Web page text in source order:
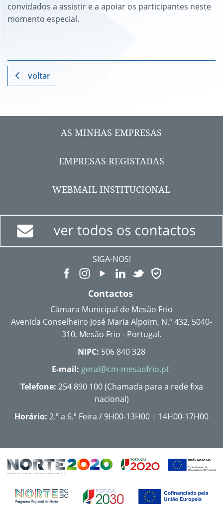
convidados a assistir e a apoiar os participantes neste
momento especial.
voltar
AS MINHAS EMPRESAS
EMPRESAS REGISTADAS
WEBMAIL INSTITUCIONAL
SIGA-NOS!
Contactos
Câmara Municipal de Mesão Frio
Avenida Conselheiro José Maria Alpoim, N.º 432, 5040-
310, Mesão Frio - Portugal.
NIPC: 506 840 328
E-mail: geral@cm-mesaofrio.pt
Telefone: 254 890 100 (Chamada para a rede fixa
nacional)
Horário: 2.ª a 6.ª Feira / 9H00-13H00 | 14H00-17H00